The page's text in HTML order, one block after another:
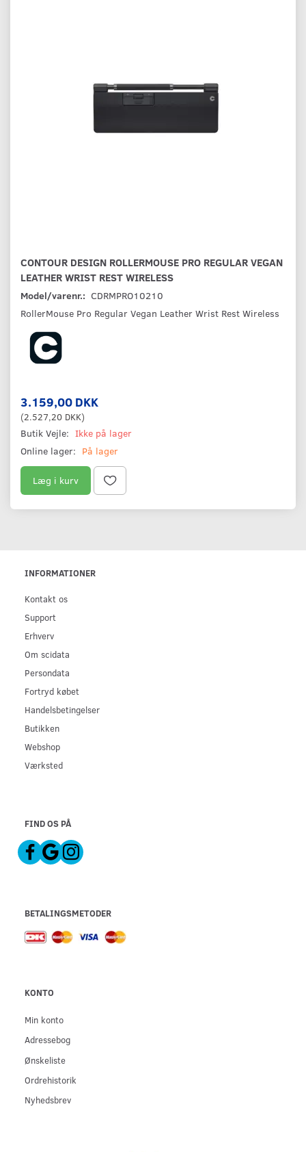
CONTOUR DESIGN ROLLERMOUSE PRO REGULAR VEGAN
LEATHER WRIST REST WIRELESS
Model/varenr.: CDRMPRO10210
RollerMouse Pro Regular Vegan Leather Wrist Rest Wireless
3.159,00 DKK
(2.527,20 DKK)
Butik Vejle: Ikke på lager
Online lager: På lager
Læg i kurv
INFORMATIONER
Kontakt os
Support
Erhverv
Om scidata
Persondata
Fortryd købet
Handelsbetingelser
Butikken
Webshop
Værksted
FIND OS PÅ
BETALINGSMETODER
KONTO
Min konto
Adressebog
Ønskeliste
Ordrehistorik
Nyhedsbrev